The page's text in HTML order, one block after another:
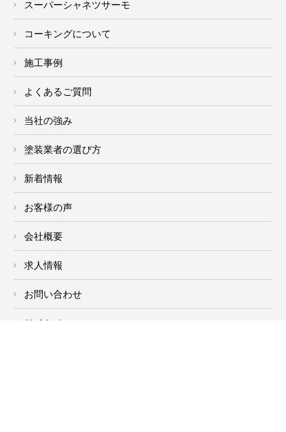
スーパーシャネツサーモ
コーキングについて
施工事例
よくあるご質問
当社の強み
塗装業者の選び方
新着情報
お客様の声
会社概要
求人情報
お問い合わせ
サイトメニュー